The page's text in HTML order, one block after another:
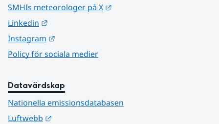
SMHIs meteorologer på X
Linkedin
Instagram
Policy för sociala medier
Datavärdskap
Nationella emissionsdatabasen
Luftwebb